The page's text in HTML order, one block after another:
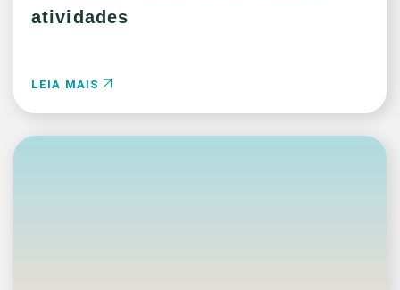
atividades
LEIA MAIS